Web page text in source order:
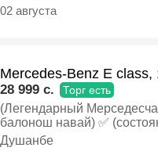
02 августа
Mercedes-Benz E class,
28 999 c. Торг есть
(Легендарный Мерседесча
балонош навай) ✅
созай)😏 ма барои даст
Душанбе